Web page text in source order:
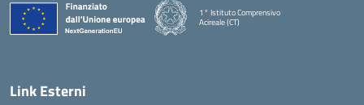
1° Istituto Comprensivo
Acireale (CT)
Link Esterni